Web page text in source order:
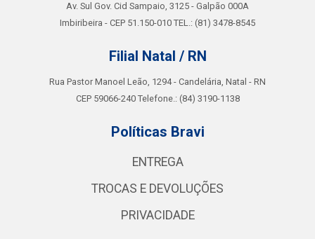
Av. Sul Gov. Cid Sampaio, 3125 - Galpão 000A
Imbiribeira - CEP 51.150-010 TEL.: (81) 3478-8545
Filial Natal / RN
Rua Pastor Manoel Leão, 1294 - Candelária, Natal - RN
CEP 59066-240 Telefone.: (84) 3190-1138
Políticas Bravi
ENTREGA
TROCAS E DEVOLUÇÕES
PRIVACIDADE